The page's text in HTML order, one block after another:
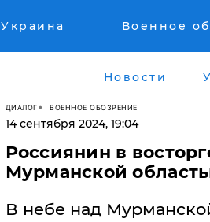
Украина Военное
Новости
ДИАЛОГ ВОЕННОЕ ОБОЗРЕНИЕ
14 сентября 2024, 19:04
Россиянин в
Мурманской
В небе над